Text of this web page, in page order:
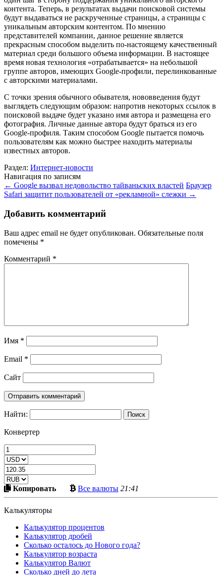
контента. Теперь, в результатах выдачи поисковой системы
будут выдаваться не раскрученные страницы, а страницы с
уникальным авторским контентом. По мнению
представителей компании, данное решение является
прекрасным способом выделить по-настоящему качественный
материал среди большого объема информации. В настоящее
время новая технология «отрабатывается» на небольшой
группе авторов, имеющих Google-профили, перелинкованные
с авторскими материалами.
С точки зрения обычного обывателя, нововведения будут
выглядеть следующим образом: напротив некоторых ссылок в
поисковой выдаче будет указано имя автора и размещена его
фотография. Личные данные автора будут браться из его
Google-профиля. Таким способом Google пытается помочь
пользователям как можно быстрее находить материалы
известных авторов.
Раздел: Интернет-новости
Навигация по записям
← Google вызвал недовольство тайваньских властей Браузер
Safari защитит пользователей от «рекламной» слежки →
Добавить комментарий
Ваш адрес email не будет опубликован. Обязательные поля
помечены *
Комментарий *
Имя *
Email *
Сайт
Найти:
Конвертер
КопироватьСкопировать
в
Все валютыБольше
криптовалют
21:41
Калькуляторы
Калькулятор процентов
Калькулятор дробей
Сколько осталось до Нового года?
Калькулятор возраста
Калькулятор Валют
Сколько дней до лета